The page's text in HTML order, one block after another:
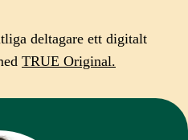
deltagare ett digitalt
TRUE Original.